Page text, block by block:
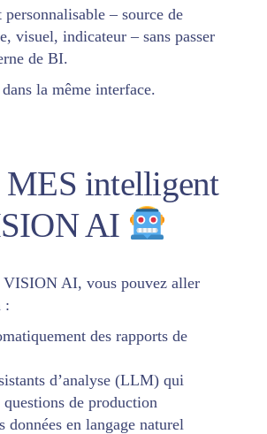
– source de
visuel, indicateur – sans passer
de BI.
la même interface.
MES intelligent
AI
VISION AI, vous pouvez aller
:
des rapports de
d’analyse (LLM) qui
de production
données en langage naturel